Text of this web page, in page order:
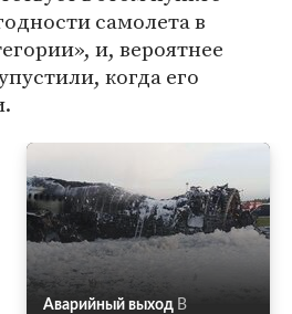
самолета в
и, вероятнее
когда его
Аварийный выход В